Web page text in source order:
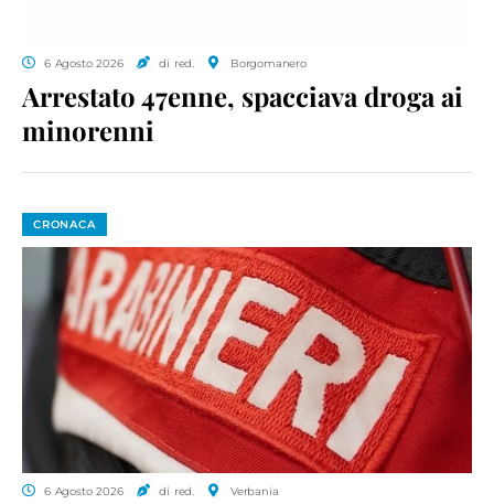
6 Agosto 2026 di red. Borgomanero
Arrestato 47enne, spacciava droga ai
minorenni
CRONACA
6 Agosto 2026 di red. Verbania